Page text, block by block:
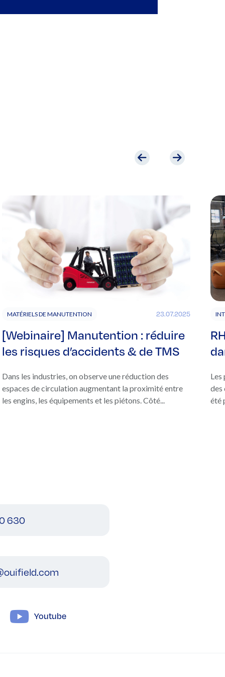
MATÉRIELS DE MANUTENTION 23.07.2025
[Webinaire] Manutention : réduire
les risques d’accidents & de TMS
Dans les industries, on observe une réduction des
espaces de circulation augmentant la proximité entre
les engins, les équipements et les piétons. Côté...
Les
des
été
630
Youtube